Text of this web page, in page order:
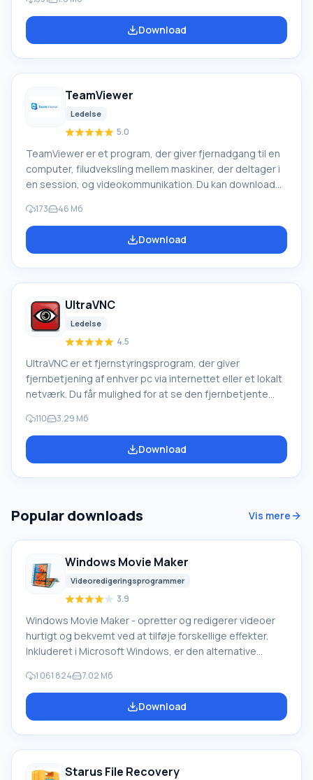
området, eller også arbejde med søgemaskiner. Det,
der taler til klientens fordel, er tilstedeværelsen af en
ekstremt enkel grænseflade uden ekstra muligheder og
Download
TeamViewer
Ledelse
5.0
TeamViewer er et program, der giver fjernadgang til en
computer, filudveksling mellem maskiner, der deltager i
en session, og videokommunikation. Du kan downloade
Linux, iOS, Android og Mac OS. Har du nogensinde haft
brug for at få adgang til din pc uden at være fysisk til
stede? Eller at tilkalde en webmaster til dit hjem, hvis du
173 46 Мб
Download
UltraVNC
Ledelse
4.5
UltraVNC er et fjernstyringsprogram, der giver
fjernbetjening af enhver pc via internettet eller et lokalt
netværk. Du får mulighed for at se den fjernbetjente
mulighed for at bruge dit tastatur og din mus til at styre
den fjernbetjente computer. Det betyder, at du kan
arbejde på den, som om du sad lige foran den. Du får
110 3.29 Mб
Download
Popular downloads Vis mere
Windows Movie Maker
Videoredigeringsprogrammer
3.9
Windows Movie Maker - opretter og redigerer videoer
hurtigt og bekvemt ved at tilføje forskellige effekter.
Inkluderet i Microsoft Windows, er den alternative
Live-softwarepakke fra Microsoft. Funktioner i Windows
Movie Maker: Optag video fra forskellige kilder
(videokameraer, mobiltelefoner, digitale videokameraer,
1 061 824 7.02 Мб
Download
Starus File Recovery